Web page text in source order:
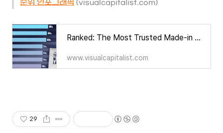
순위 인포그래픽 (visualcapitalist.com)
Ranked: The Most Trusted Made-in Labels in the World
www.visualcapitalist.com
29